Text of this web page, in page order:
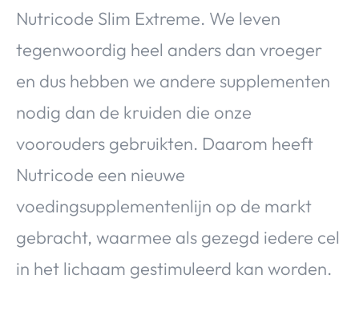
Nutricode Slim Extreme. We leven
tegenwoordig heel anders dan vroeger
en dus hebben we andere supplementen
nodig dan de kruiden die onze
voorouders gebruikten. Daarom heeft
Nutricode een nieuwe
voedingsupplementenlijn op de markt
gebracht, waarmee als gezegd iedere cel
in het lichaam gestimuleerd kan worden.